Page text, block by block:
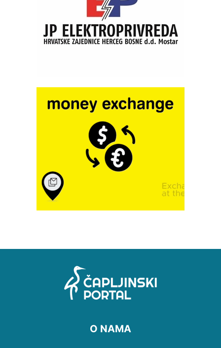
O NAMA